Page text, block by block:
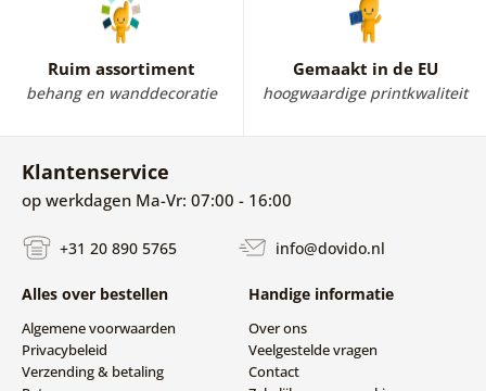
Ruim assortiment
behang en wanddecoratie
Gemaakt in de EU
hoogwaardige printkwaliteit
Klantenservice
op werkdagen Ma-Vr: 07:00 - 16:00
+31 20 890 5765 info@dovido.nl
Alles over bestellen
Algemene voorwaarden
Privacybeleid
Verzending & betaling
Handige informatie
Over ons
Veelgestelde vragen
Contact